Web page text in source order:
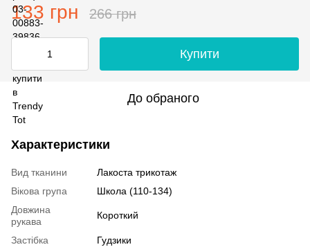
133 грн 266 грн
Купити
До обраного
Характеристики
Вид тканини
Лакоста трикотаж
Вікова група
Школа (110-134)
Довжина
рукава
Короткий
Застібка
Гудзики